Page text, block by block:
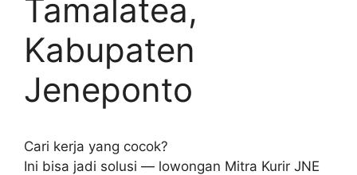
Tamalatea,
Kabupaten
Jeneponto
Cari kerja yang cocok?
Ini bisa jadi solusi — lowongan Mitra Kurir JNE